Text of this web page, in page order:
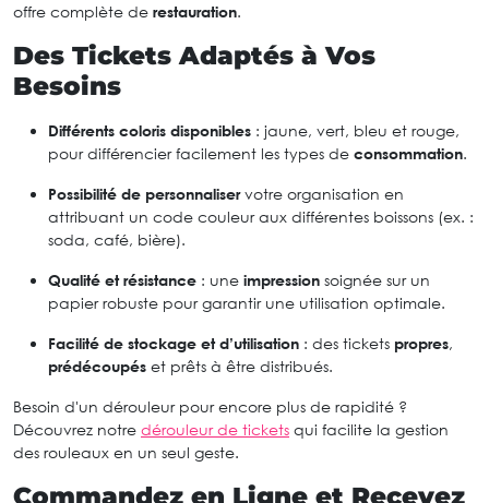
offre complète de restauration.
Des Tickets Adaptés à Vos
Besoins
Différents coloris disponibles : jaune, vert, bleu et rouge,
pour différencier facilement les types de consommation.
Possibilité de personnaliservotre organisation en
attribuant un code couleur aux différentes boissons (ex. :
soda, café, bière).
Qualité et résistance : une impression soignée sur un
papier robuste pour garantir une utilisation optimale.
Facilité de stockage et d’utilisation : des tickets propres,
prédécoupés et prêts à être distribués.
Besoin d'un dérouleur pour encore plus de rapidité ?
Découvrez notre dérouleur de tickets qui facilite la gestion
des rouleaux en un seul geste.
Commandez en Ligne et Recevez